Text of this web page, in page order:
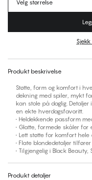
kr 399,95Ordinær pris
Velg størrelse
Produkt beskrivelse
Støtte, form og komfort i
dekning med spiler, mykt
kan stole på daglig.
en ekte hverdagsfavoritt.
• Heldekkende passform
• Glatte, formede skåler for
• Lett støtte for komfort hele
• Flate blondedetaljer
• Tilgjengelig i Black
Produkt detaljer